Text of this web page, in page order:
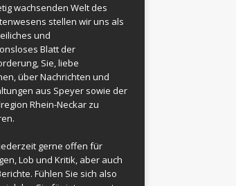
wachsenden Welt des
stellen wir uns als
und
Blatt der
Sie, liebe
über Nachrichten und
aus Speyer sowie der
Rhein-Neckar zu
gerne offen für
Lob und Kritik, aber auch
Fühlen Sie sich also